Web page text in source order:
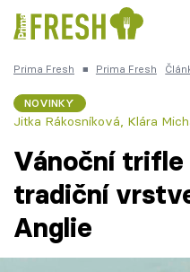
Česká kuchyně Čokoláda
Témata
Prima Fresh ■ Prima Fresh
NOVINKY
Jitka Rákosníková, Klára
Vánoční
tradiční
Anglie